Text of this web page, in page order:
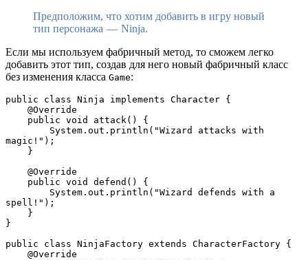
Предположим, что хотим добавить в игру новый
тип персонажа — Ninja.
Если мы используем фабричный метод, то сможем легко
добавить этот тип, создав для него новый фабричный класс
без изменения класса Game:
public class Ninja implements Character {
    @Override
    public void attack() {
magic!");
    }
    @Override
    public void defend() {
spell!");
    }
}
public class NinjaFactory extends CharacterFactory {
    @Override